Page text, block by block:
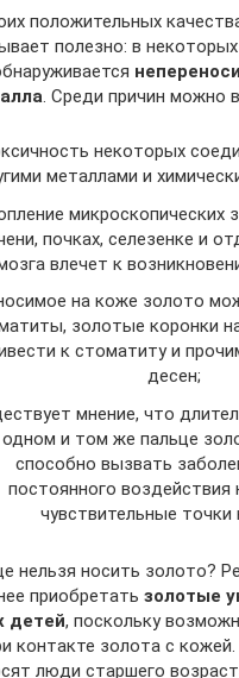
положительных
полезно: в некоторых
. Среди причин можно
некоторых
металлами и
микроскопических
почках, селезенке и
влечет к
на коже золото
золотые коронки
к стоматиту и
десен;
мнение, что
одном и том же пальце
способно вызвать
постоянного воздействия
чувствительные точки
нельзя носить золото?
приобретать золотые
детей, поскольку
контакте золота с
люди старшего